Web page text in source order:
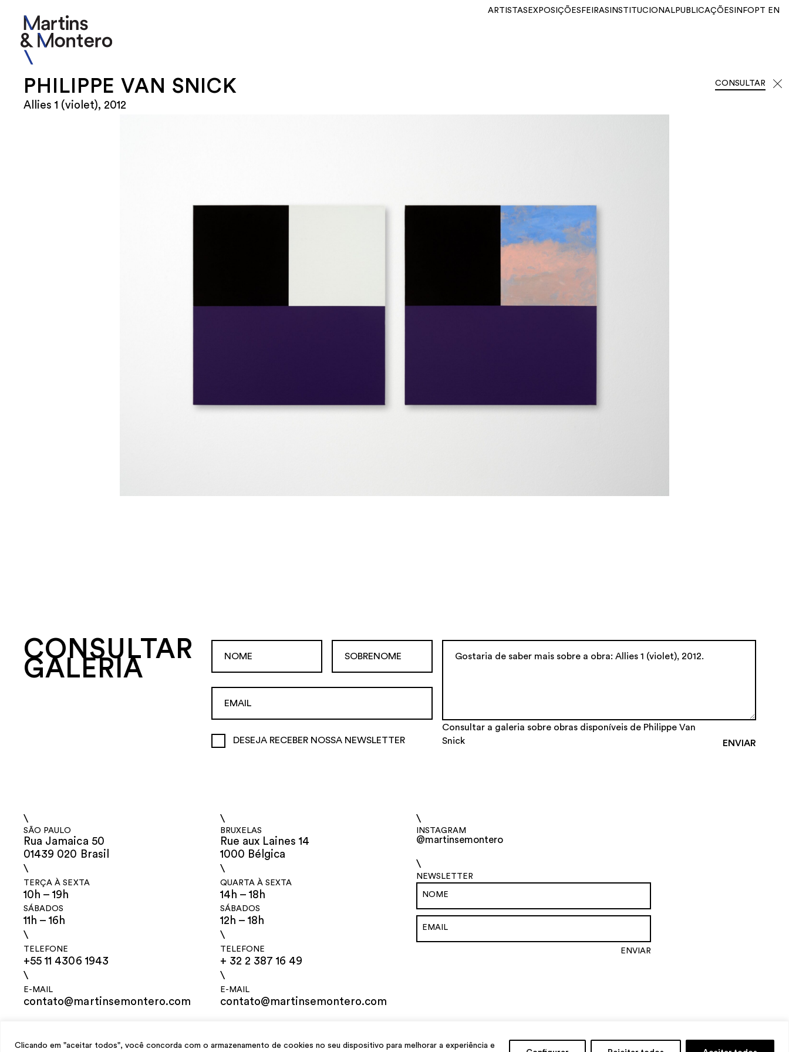
Clicando em "aceitar todos", você concorda com o armazenamento de cookies no seu dispositivo para melhorar a experiência e
ARTISTAS EXPOSIÇÕES FEIRAS INSTITUCIONAL PUBLICAÇÕES INFO PT EN
PHILIPPE VAN SNICK
Allies 1 (violet), 2012
CONSULTAR
CONSULTAR
GALERIA
DESEJA RECEBER NOSSA NEWSLETTER
Consultar a galeria sobre obras disponíveis de Philippe Van
Snick
\
SÃO PAULO
Rua Jamaica 50
01439 020 Brasil
\
TERÇA À SEXTA
10h – 19h
SÁBADOS
11h – 16h
\
TELEFONE
+55 11 4306 1943
\
E-MAIL
contato@martinsemontero.com
\
BRUXELAS
Rue aux Laines 14
1000 Bélgica
\
QUARTA À SEXTA
14h – 18h
SÁBADOS
12h – 18h
\
TELEFONE
+ 32 2 387 16 49
\
E-MAIL
contato@martinsemontero.com
\
INSTAGRAM
@martinsemontero
\
NEWSLETTER